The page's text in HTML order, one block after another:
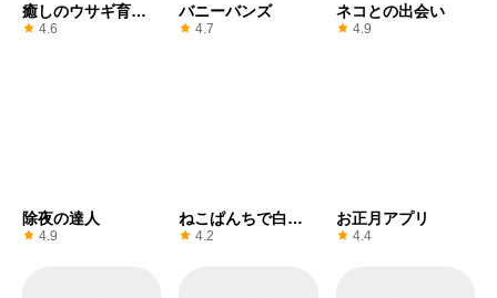
癒しのウサギ育成
ゲーム
4.6
バニーバンズ
4.7
ネコとの出会い
4.9
除夜の達人
4.9
ねこぱんちで白玉
ぜんざい
4.2
お正月アプリ
4.4